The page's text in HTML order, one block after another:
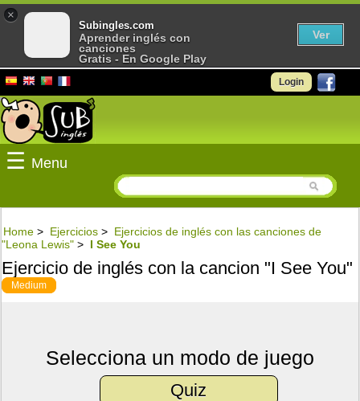
Login
☰ Menu
Home > Ejercicios > Ejercicios de inglés con las canciones de
"Leona Lewis" > I See You
Ejercicio de inglés con la cancion "I See You"
Medium
Selecciona un modo de juego
Quiz
×
Subingles.com
Aprender inglés con
canciones
Gratis - En Google Play
Ver